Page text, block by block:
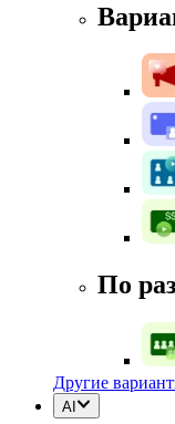
По
Другие
AI